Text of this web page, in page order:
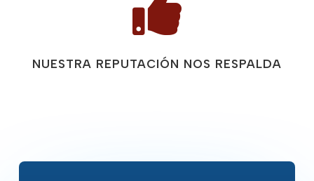

NUESTRA REPUTACIÓN NOS RESPALDA